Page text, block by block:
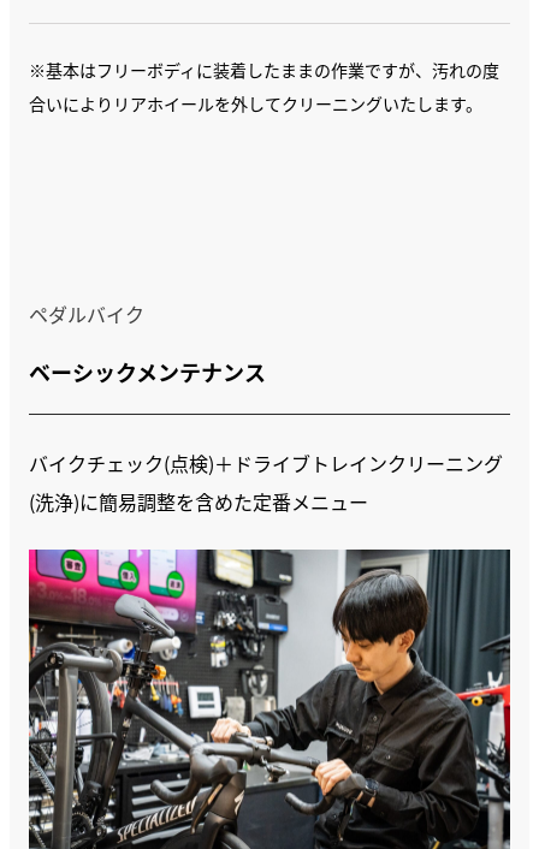
※基本はフリーボディに装着したままの作業ですが、汚れの度
合いによりリアホイールを外してクリーニングいたします。
ペダルバイク
ベーシックメンテナンス
バイクチェック(点検)＋ドライブトレインクリーニング
(洗浄)に簡易調整を含めた定番メニュー